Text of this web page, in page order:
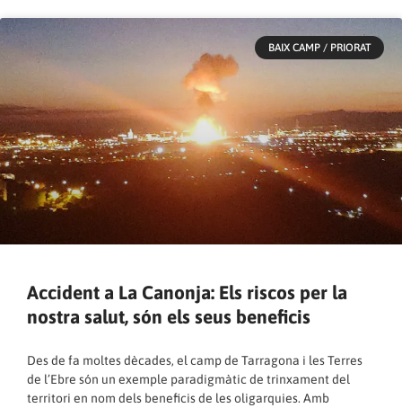
BAIX CAMP / PRIORAT
Accident a La Canonja: Els riscos per la
nostra salut, són els seus beneficis
Des de fa moltes dècades, el camp de Tarragona i les Terres
de l’Ebre són un exemple paradigmàtic de trinxament del
territori en nom dels beneficis de les oligarquies. Amb